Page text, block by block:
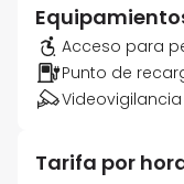
Acceso para
Punto de
Videovigilancia
Tarifa por